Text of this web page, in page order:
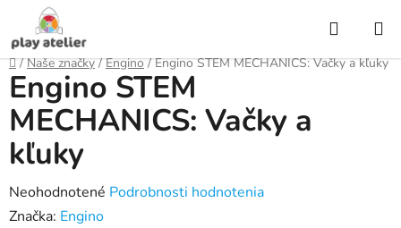
obsah
Hľadať
Domov
/ Naše značky / Engino / Engino STEM MECHANICS: Vačky a kľuky
Engino STEM
MECHANICS: Vačky a
kľuky
Priemerné
hodnotenie
Neohodnotené Podrobnosti hodnotenia
Značka: Engino